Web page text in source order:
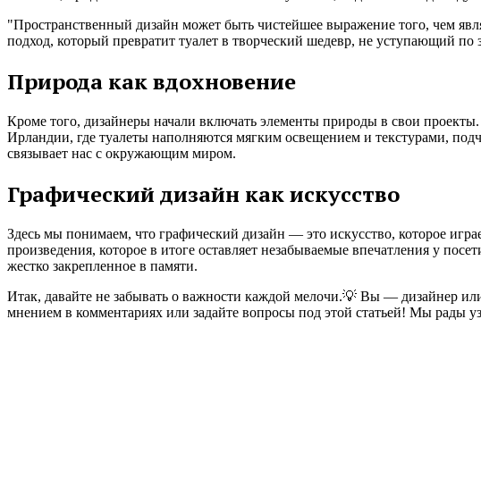
"Пространственный дизайн может быть чистейшее выражение того, чем
подход, который превратит туалет в творческий шедевр, не уступающий по
Природа как вдохновение
Кроме того, дизайнеры начали включать элементы природы в свои
Ирландии, где туалеты наполняются мягким освещением и текстурами,
связывает нас с окружающим миром.
Графический дизайн как искусство
Здесь мы понимаем, что графический дизайн — это искусство, которое
произведения, которое в итоге оставляет незабываемые впечатления у
жестко закрепленное в памяти.
Итак, давайте не забывать о важности каждой мелочи.💡 Вы — дизайнер
мнением в комментариях или задайте вопросы под этой статьей! Мы рады